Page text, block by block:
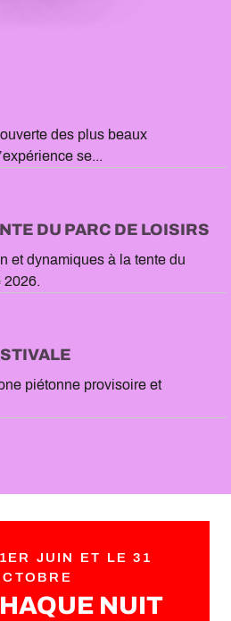
des plus beaux
se...
DU PARC DE LOISIRS
et dynamiques à la tente du
2026.
piétonne provisoire et
JUIN ET LE 31
NUIT